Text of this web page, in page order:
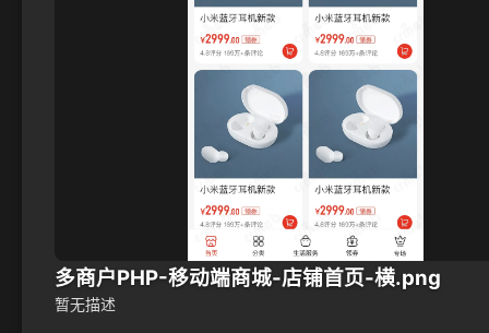
多商户PHP-移动端商城-店铺首页-横.png
暂无描述